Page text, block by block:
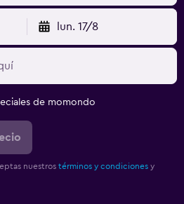
lun. 17/8
de momondo
nuestros términos y condiciones y